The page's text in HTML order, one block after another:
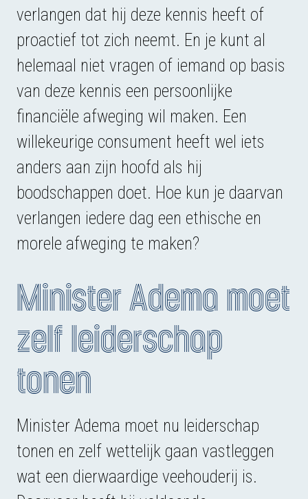
verlangen dat hij deze kennis heeft of
proactief tot zich neemt. En je kunt al
helemaal niet vragen of iemand op basis
van deze kennis een persoonlijke
financiële afweging wil maken. Een
willekeurige consument heeft wel iets
anders aan zijn hoofd als hij
boodschappen doet. Hoe kun je daarvan
verlangen iedere dag een ethische en
morele afweging te maken?
Minister Adema moet
zelf leiderschap
tonen
Minister Adema moet nu leiderschap
tonen en zelf wettelijk gaan vastleggen
wat een dierwaardige veehouderij is.